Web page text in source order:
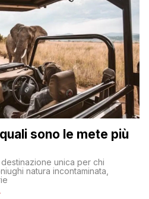
sono le mete più
unica per chi
natura incontaminata,